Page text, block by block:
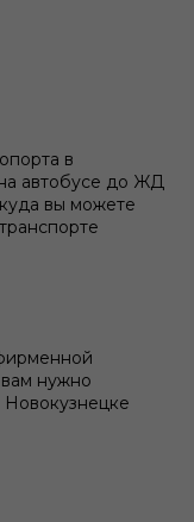
в
автобусе до ЖД
вы можете
нужно